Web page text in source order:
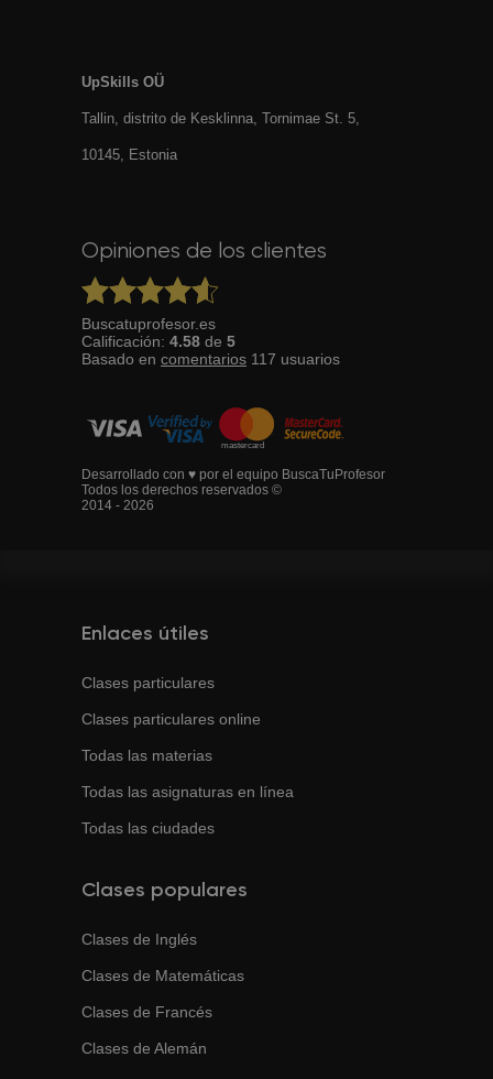
UpSkills OÜ
Tallin, distrito de Kesklinna, Tornimаe St. 5,
10145, Estonia
Opiniones de los clientes
Buscatuprofesor.es
Calificación: 4.58 de 5
Basado en comentarios 117 usuarios
Desarrollado con ♥ por el equipo BuscaTuProfesor
Todos los derechos reservados ©
2014 - 2026
Enlaces útiles
Clases particulares
Clases particulares online
Todas las materias
Todas las asignaturas en línea
Todas las ciudades
Clases populares
Clases de Inglés
Clases de Matemáticas
Clases de Francés
Clases de Alemán